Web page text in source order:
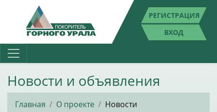
РЕГИСТРАЦИЯ
ВХОД
Новости и объявления
Главная О проекте Новости